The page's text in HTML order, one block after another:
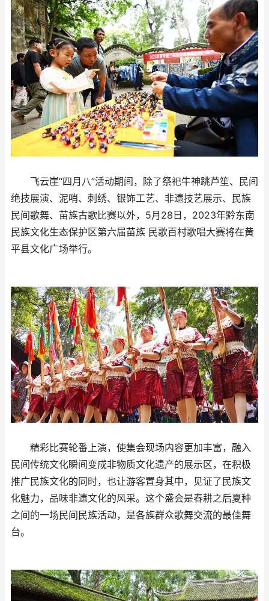
飞云崖“四月八”活动期间，除了祭祀牛神跳芦笙、民间
绝技展演、泥哨、刺绣、银饰工艺、非遗技艺展示、民族
民间歌舞、苗族古歌比赛以外，5月28日，2023年黔东南
民族文化生态保护区第六届苗族 民歌百村歌唱大赛将在黄
平县文化广场举行。
精彩比赛轮番上演，使集会现场内容更加丰富，融入
民间传统文化瞬间变成非物质文化遗产的展示区，在积极
推广民族文化的同时，也让游客置身其中，见证了民族文
化魅力，品味非遗文化的风采。这个盛会是春耕之后夏种
之间的一场民间民族活动，是各族群众歌舞交流的最佳舞
台。